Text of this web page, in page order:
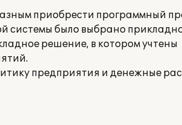
приобрести программный
системы было выбрано
решение, в котором учтены
предприятия и денежные